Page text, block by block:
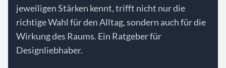
jeweiligen Stärken kennt, trifft nicht nur die
richtige Wahl für den Alltag, sondern auch für die
Wirkung des Raums. Ein Ratgeber für
Designliebhaber.